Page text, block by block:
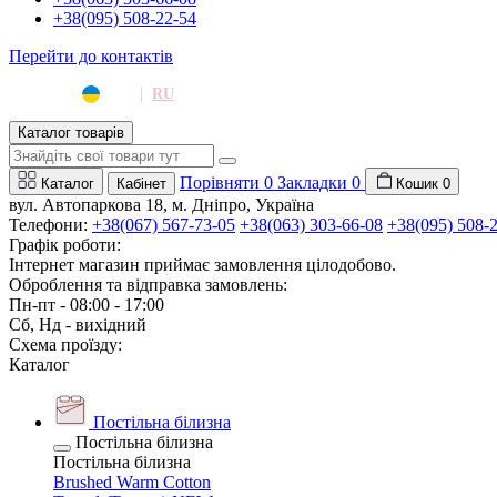
+38(095) 508-22-54
Перейти до контактів
| RU
Каталог товарів
Каталог Кабінет Порівняти 0 Закладки 0 Кошик 0
вул. Автопаркова 18, м. Дніпро, Україна
Телефони: +38(067) 567-73-05 +38(063) 303-66-08 +38(095) 508-
Графік роботи:
Інтернет магазин приймає замовлення цілодобово.
Оброблення та відправка замовлень:
Пн-пт - 08:00 - 17:00
Сб, Нд - вихідний
Схема проїзду:
Каталог
Постільна білизна
Постільна білизна
Постільна білизна
Brushed Warm Cotton